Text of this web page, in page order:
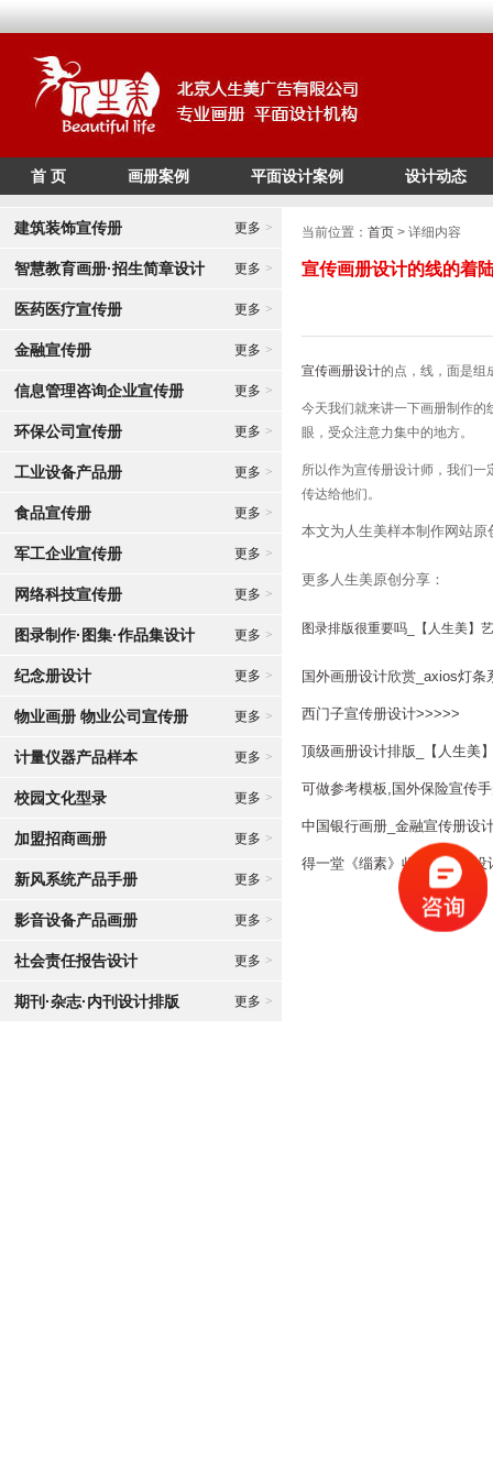
/**/
首 页 画册案例 平面设计案例 设计动态
建筑装饰宣传册 更多 >
智慧教育画册·招生简章设计 更多 >
医药医疗宣传册 更多 >
金融宣传册 更多 >
信息管理咨询企业宣传册 更多 >
环保公司宣传册 更多 >
工业设备产品册 更多 >
食品宣传册 更多 >
军工企业宣传册 更多 >
网络科技宣传册 更多 >
图录制作·图集·作品集设计 更多 >
纪念册设计 更多 >
物业画册 物业公司宣传册 更多 >
计量仪器产品样本 更多 >
校园文化型录 更多 >
加盟招商画册 更多 >
新风系统产品手册 更多 >
影音设备产品画册 更多 >
社会责任报告设计 更多 >
期刊·杂志·内刊设计排版 更多 >
当前位置： 首页 > 详细内容
宣传画册设计的线的着
宣传画册设计的点，线，面是组
今天我们就来讲一下画册制作的
眼，受众注意力集中的地方。
所以作为宣传册设计师，我们
传达给他们。
本文为人生美样本制作网站原
更多人生美原创分享：
图录排版很重要吗_【人生美】
国外画册设计欣赏_axios灯
西门子宣传册设计>>>>>
顶级画册设计排版_【人生美
可做参考模板,国外保险宣传
中国银行画册_金融宣传册设
得一堂《缁素》收藏品图录